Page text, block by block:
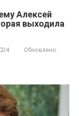
Алексей
выходила
Обновлено: